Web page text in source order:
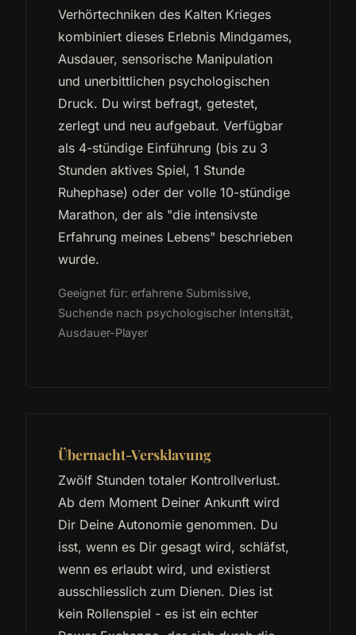
Verhörtechniken des Kalten Krieges
kombiniert dieses Erlebnis Mindgames,
Ausdauer, sensorische Manipulation
und unerbittlichen psychologischen
Druck. Du wirst befragt, getestet,
zerlegt und neu aufgebaut. Verfügbar
als 4-stündige Einführung (bis zu 3
Stunden aktives Spiel, 1 Stunde
Ruhephase) oder der volle 10-stündige
Marathon, der als "die intensivste
Erfahrung meines Lebens" beschrieben
wurde.
Geeignet für: erfahrene Submissive,
Suchende nach psychologischer Intensität,
Ausdauer-Player
Übernacht-Versklavung
Zwölf Stunden totaler Kontrollverlust.
Ab dem Moment Deiner Ankunft wird
Dir Deine Autonomie genommen. Du
isst, wenn es Dir gesagt wird, schläfst,
wenn es erlaubt wird, und existierst
ausschliesslich zum Dienen. Dies ist
kein Rollenspiel - es ist ein echter